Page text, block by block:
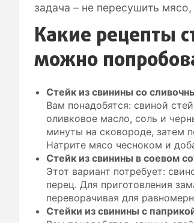
задача – не пересушить
Какие рецепты
можно
Стейк из свинины со
Вам понадобятся: свиной
оливковое масло, соль и
минуты на сковороде, затем
Натрите мясо чесноком и
Стейк из свинины в соевом
Этот вариант потребует:
перец. Для приготовления
переворачивая для
Стейки из свинины с